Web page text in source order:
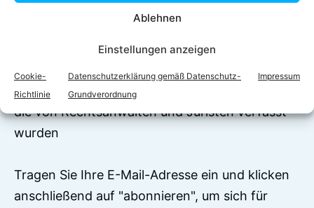
Ablehnen
Einstellungen anzeigen
Cookie-
Richtlinie
Datenschutzerklärung gemäß Datenschutz-
Grundverordnung
Impressum
Jetzt zum Newsletter
anmelden!
Auf RechtEasy befinden sich über 7500
Begriffserklärungen und juristische Ratgeber,
die von Rechtsanwälten und Juristen verfasst
wurden
Tragen Sie Ihre E-Mail-Adresse ein und klicken
anschließend auf "abonnieren", um sich für